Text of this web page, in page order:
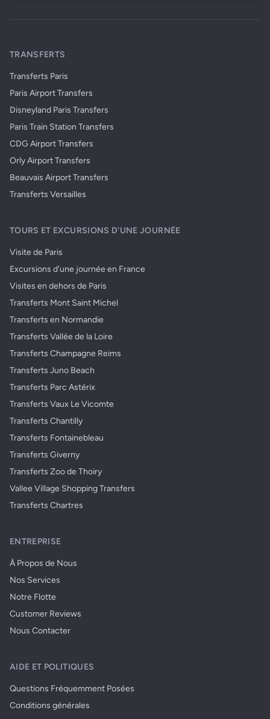
TRANSFERTS
Transferts Paris
Paris Airport Transfers
Disneyland Paris Transfers
Paris Train Station Transfers
CDG Airport Transfers
Orly Airport Transfers
Beauvais Airport Transfers
Transferts Versailles
TOURS ET EXCURSIONS D'UNE JOURNÉE
Visite de Paris
Excursions d'une journée en France
Visites en dehors de Paris
Transferts Mont Saint Michel
Transferts en Normandie
Transferts Vallée de la Loire
Transferts Champagne Reims
Transferts Juno Beach
Transferts Parc Astérix
Transferts Vaux Le Vicomte
Transferts Chantilly
Transferts Fontainebleau
Transferts Giverny
Transferts Zoo de Thoiry
Vallee Village Shopping Transfers
Transferts Chartres
ENTREPRISE
À Propos de Nous
Nos Services
Notre Flotte
Customer Reviews
Nous Contacter
AIDE ET POLITIQUES
Questions Fréquemment Posées
Conditions générales